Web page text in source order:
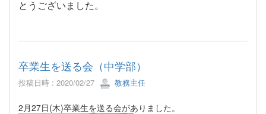
とうございました。
卒業生を送る会（中学部）
投稿日時 : 2020/02/27 教務主任
2月27日(木)卒業生を送る会がありました。